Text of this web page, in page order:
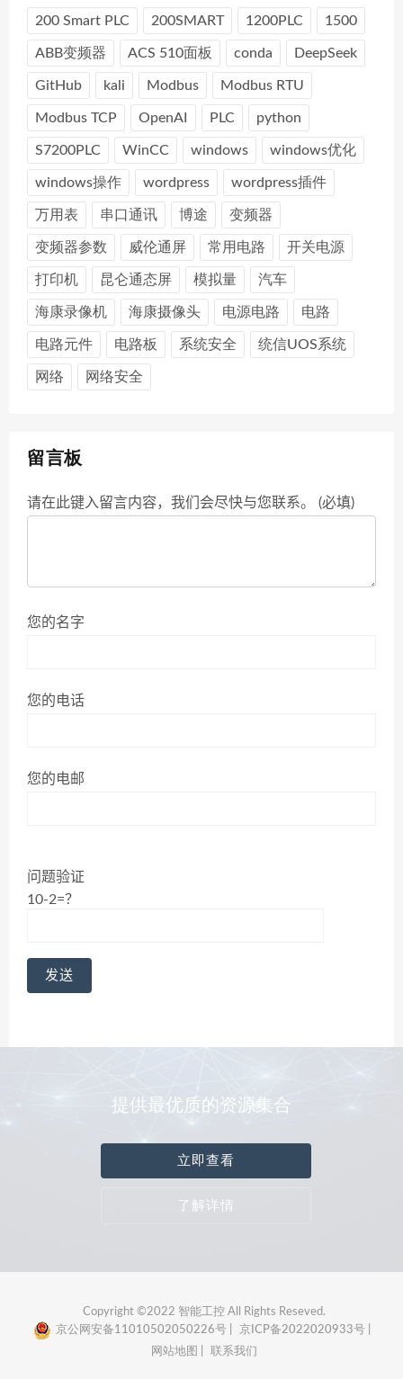
200 Smart PLC 200SMART 1200PLC 1500
ABB变频器 ACS 510面板 conda DeepSeek
GitHub kali Modbus Modbus RTU
Modbus TCP OpenAI PLC python
S7200PLC WinCC windows windows优化
windows操作 wordpress wordpress插件
万用表 串口通讯 博途 变频器
变频器参数 威伦通屏 常用电路 开关电源
打印机 昆仑通态屏 模拟量 汽车
海康录像机 海康摄像头 电源电路 电路
电路元件 电路板 系统安全 统信UOS系统
网络 网络安全
留言板
请在此键入留言内容，我们会尽快与您联系。 (必填)
您的名字
您的电话
您的电邮
问题验证
10-2=？
提供最优质的资源集合
立即查看
了解详情
Copyright ©2022 智能工控 All Rights Reseved.
京公网安备11010502050226号 |
京ICP备2022020933号 |
网站地图 |
联系我们